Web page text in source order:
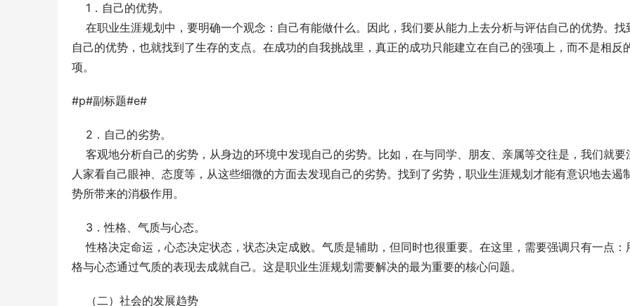
1．自己的优势。
在职业生涯规划中，要明确一个观念：自己有能做什么。因此，我们要从能力上去分析与评估自己的优势。找
自己的优势，也就找到了生存的支点。在成功的自我挑战里，真正的成功只能建立在自己的强项上，而不是相反
项。
#p#副标题#e#
2．自己的劣势。
客观地分析自己的劣势，从身边的环境中发现自己的劣势。比如，在与同学、朋友、亲属等交往是，我们就要
人家看自己眼神、态度等，从这些细微的方面去发现自己的劣势。找到了劣势，职业生涯规划才能有意识地去遏
势所带来的消极作用。
3．性格、气质与心态。
性格决定命运，心态决定状态，状态决定成败。气质是辅助，但同时也很重要。在这里，需要强调只有一点：
格与心态通过气质的表现去成就自己。这是职业生涯规划需要解决的最为重要的核心问题。
（二）社会的发展趋势